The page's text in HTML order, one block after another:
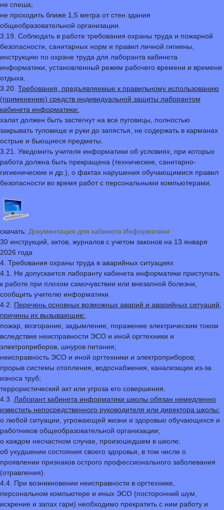
не спеша;
не проходить ближе 1,5 метра от стен здания
общеобразовательной организации.
3.19. Соблюдать в работе требования охраны труда и пожарной
безопасности, санитарных норм и правил личной гигиены,
инструкцию по охране труда для лаборанта кабинета
информатики, установленный режим рабочего времени и времени
отдыха.
3.20. Требования, предъявляемые к правильному использованию
(применению) средств индивидуальной защиты лаборантом
кабинета информатики:
халат должен быть застегнут на все пуговицы, полностью
закрывать туловище и руки до запястья, не содержать в карманах
острые и бьющиеся предметы.
3.21. Уведомить учителя информатики об условиях, при которых
работа должна быть прекращена (технические, санитарно-
гигиенические и др.), о фактах нарушения обучающимися правил
безопасности во время работ с персональными компьютерами.
скачать: Документация для кабинета Информатики
30 инструкций, актов, журналов с учетом законов на 13 января
2026 года
4. Требования охраны труда в аварийных ситуациях
4.1. Не допускается лаборанту кабинета информатики приступать
к работе при плохом самочувствии или внезапной болезни,
сообщить учителю информатики.
4.2. Перечень основных возможных аварий и аварийных ситуаций,
причины их вызывающие:
пожар, возгорание, задымление, поражение электрическим током
вследствие неисправности ЭСО и иной оргтехники и
электроприборов, шнуров питания;
неисправность ЭСО и иной оргтехники и электроприборов;
прорыв системы отопления, водоснабжения, канализации из-за
износа труб;
террористический акт или угроза его совершения.
4.3. Лаборант кабинета информатики школы обязан немедленно
известить непосредственного руководителя или директора школы:
о любой ситуации, угрожающей жизни и здоровью обучающихся и
работников общеобразовательной организации;
о каждом несчастном случае, произошедшем в школе;
об ухудшении состояния своего здоровья, в том числе о
проявлении признаков острого профессионального заболевания
(отравления).
4.4. При возникновении неисправности в оргтехнике,
персональном компьютере и иных ЭСО (посторонний шум,
искрение и запах гари) необходимо прекратить с ним работу и